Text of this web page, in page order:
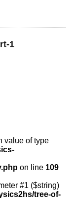
1
value of type
on line 109
#1 ($string)
tree-of-